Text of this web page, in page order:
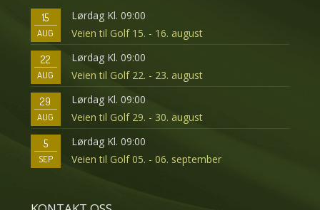
15
AUG
Lørdag Kl. 09:00
Veien til Golf 15. - 16. august
22
AUG
Lørdag Kl. 09:00
Veien til Golf 22. - 23. august
29
AUG
Lørdag Kl. 09:00
Veien til Golf 29. - 30. august
5
SEP
Lørdag Kl. 09:00
Veien til Golf 05. - 06. september